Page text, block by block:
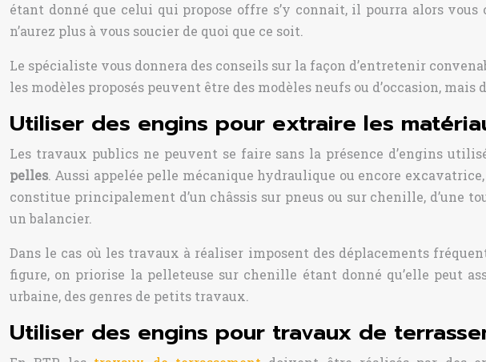
étant donné que celui qui propose offre s’y connait, il pourra alors
n’aurez plus à vous soucier de quoi que ce soit.
Le spécialiste vous donnera des conseils sur la façon d’entretenir
les modèles proposés peuvent être des modèles neufs ou d’occasion,
Utiliser des engins pour extraire les
Les travaux publics ne peuvent se faire sans la présence d’engins
pelles. Aussi appelée pelle mécanique hydraulique ou encore
constitue principalement d’un châssis sur pneus ou sur chenille, d’une
un balancier.
Dans le cas où les travaux à réaliser imposent des déplacements
figure, on priorise la pelleteuse sur chenille étant donné qu’elle peut
urbaine, des genres de petits travaux.
Utiliser des engins pour travaux de